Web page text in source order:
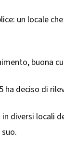
un locale
buona
deciso di
diversi locali